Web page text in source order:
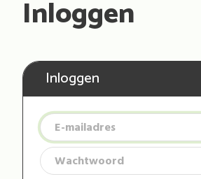
Inloggen
Inloggen